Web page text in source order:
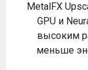
MetalFX
GPU и
высоким
меньше